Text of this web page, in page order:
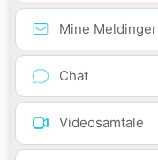
Mine Meldinger
Chat
Videosamtale